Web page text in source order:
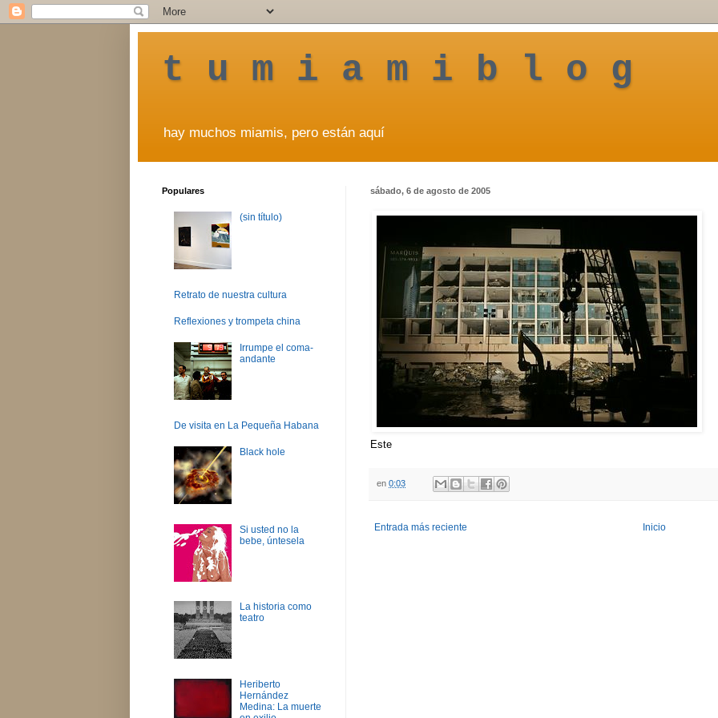
t u m i a m i b l o g
hay muchos miamis, pero están aquí
sábado, 6 de agosto de 2005
Este
en 0:03
Entrada más reciente Inicio
Populares
(sin título)
Retrato de nuestra cultura
Reflexiones y trompeta china
Irrumpe el coma-
andante
De visita en La Pequeña Habana
Black hole
Si usted no la
bebe, úntesela
La historia como
teatro
Heriberto
Hernández
Medina: La muerte